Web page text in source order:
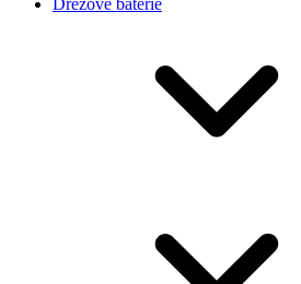
Dřezové baterie